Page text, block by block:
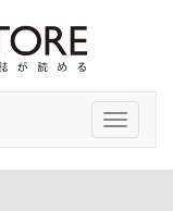
Toggle